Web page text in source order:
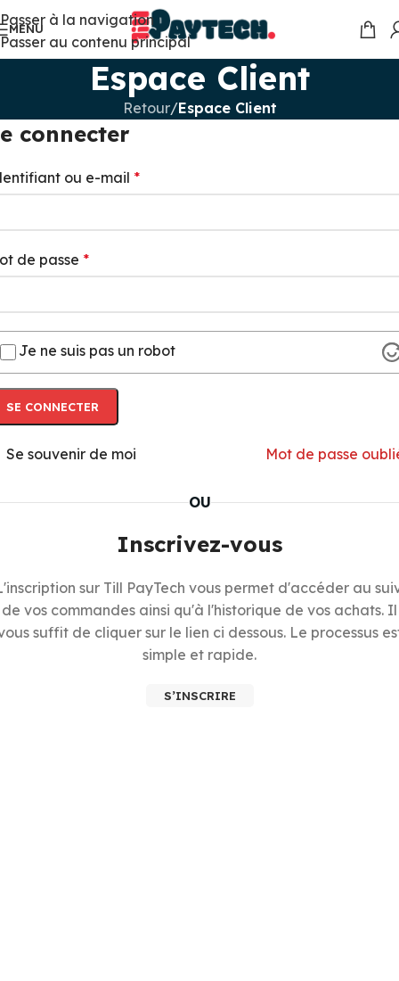
Passer à la navigation
Passer au contenu principal
MENU
Espace Client
Retour/Espace Client
connecter
ou e-mail *
de passe *
Je ne suis pas un robot
SE CONNECTER
Mot de passe
Se souvenir de moi
OU
Inscrivez-vous
sur Till PayTech vous permet d'accéder au
de vos commandes ainsi qu'à l'historique de vos achats. Il
suffit de cliquer sur le lien ci dessous. Le processus
simple et rapide.
S’INSCRIRE